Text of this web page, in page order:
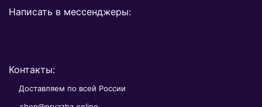
Написать в мессенджеры:
Контакты:
Доставляем по всей России